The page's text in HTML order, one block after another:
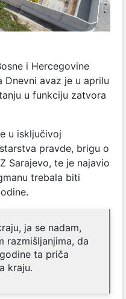
i Hercegovine
Dnevni avaz je u aprilu
u funkciju zatvora
u isključivoj
pravde, brigu o
Sarajevo, te je najavio
trebala biti
ja se nadam,
razmišljanjima, da
ta priča
kraju.